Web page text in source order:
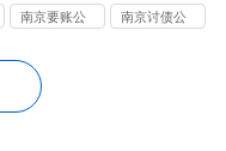
司
司
南京要账公
南京讨债公